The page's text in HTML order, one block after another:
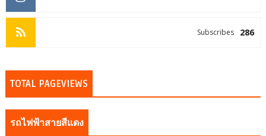
286
Subscribes
TOTAL PAGEVIEWS
รถไฟฟ้าสายสีแดง